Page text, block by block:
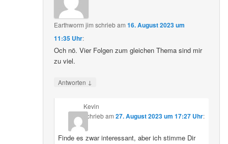
Earthworm jim schriebam16. August 2023 um
11:35 Uhr:
Och nö. Vier Folgen zum gleichen Thema sind mir
zu viel.
Antworten ↓
Kevin
schriebam 27. August 2023 um 17:27 Uhr:
Finde es zwar interessant, aber ich stimme Dir